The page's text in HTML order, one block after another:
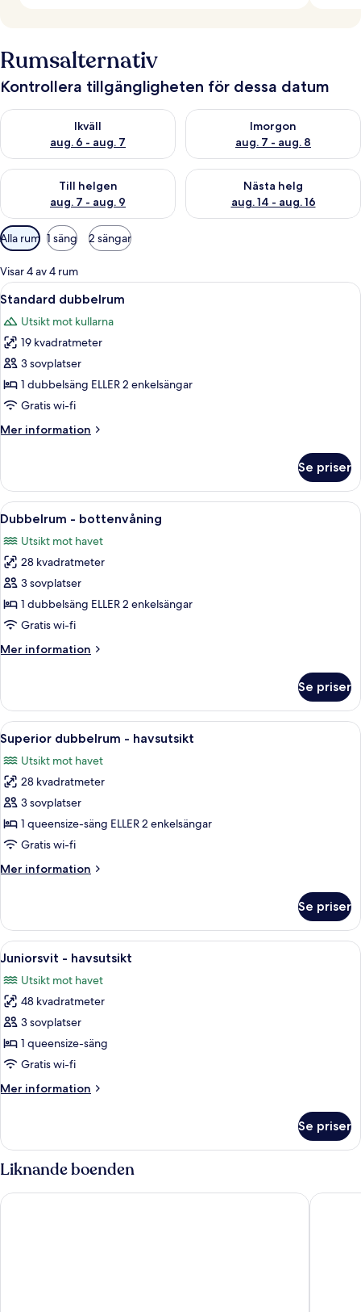
Rumsalternativ
Kontrollera tillgängligheten för dessa datum
Ikväll
aug. 6 - aug. 7
Kontrollera tillgängligheten för ikväll aug. 6 - aug. 7
Imorgon
aug. 7 - aug. 8
Kontrollera tillgängligheten
Till helgen
aug. 7 - aug. 9
Kontrollera tillgängligheten för den här helgen aug. 7 - aug. 9
Nästa helg
aug. 14 - aug. 16
Kontrollera tillgängligheten
Tillgängliga
filter
för
rum
Alla rum 1 säng 2 sängar
Visar 4 av 4 rum
Öppna
alla
foton
för
Standard
dubbelrum
Ett hotellrum med en säng,
2
Standard dubbelrum
Utsikt mot kullarna
19 kvadratmeter
3 sovplatser
1 dubbelsäng ELLER 2 enkelsängar
Gratis wi-fi
Mer information
Mer
dubbelrum
Se priser
Öppna
alla
foton
för
Dubbelrum
-
bottenvåning
Ett sovrum med en stor säng, ett
4
Dubbelrum - bottenvåning
Utsikt mot havet
28 kvadratmeter
3 sovplatser
1 dubbelsäng ELLER 2 enkelsängar
Gratis wi-fi
Mer information
Mer
-
bottenvåning
Se priser
Öppna
alla
foton
för
Superior
dubbelrum
-
Ett hotellrum med en säng, ett
5
Superior dubbelrum - havsutsikt
Utsikt mot havet
28 kvadratmeter
3 sovplatser
1 queensize-säng ELLER 2 enkelsängar
Gratis wi-fi
Mer information
Mer
dubbelrum
havsutsikt
Se priser
Öppna
alla
foton
för
Juniorsvit
-
havsutsikt
Ett rymligt sovrum med en stor
5
Juniorsvit - havsutsikt
Utsikt mot havet
48 kvadratmeter
3 sovplatser
1 queensize-säng
Gratis wi-fi
Mer information
Mer
-
havsutsikt
Se priser
Liknande boenden
Le Suffren Hotel, Golfe de Saint-Tropez Garden